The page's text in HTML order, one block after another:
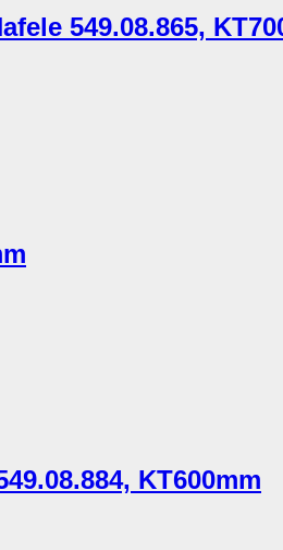
549.08.865,
KT600mm